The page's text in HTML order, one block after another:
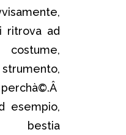
ritrova ad
costume,
esempio,
bestia